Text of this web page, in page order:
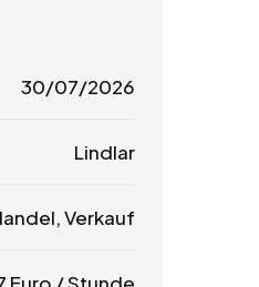
30/07/2026
Lindlar
Verkauf